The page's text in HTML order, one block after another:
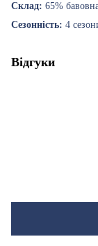
Склад: 65%
Сезонність: 4
Відгуки